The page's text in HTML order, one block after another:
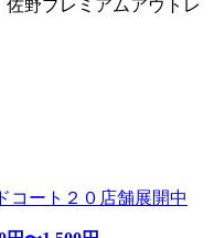
野プレミアムアウトレ
コート２０店舗展開中